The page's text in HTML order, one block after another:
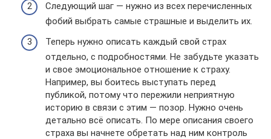
Следующий шаг — нужно из всех перечисленных
фобий выбрать самые страшные и выделить их.
Теперь нужно описать каждый свой страх
отдельно, с подробностями. Не забудьте указать
и свое эмоциональное отношение к страху.
Например, вы боитесь выступать перед
публикой, потому что пережили неприятную
историю в связи с этим — позор. Нужно очень
детально всё описать. По мере описания своего
страха вы начнете обретать над ним контроль